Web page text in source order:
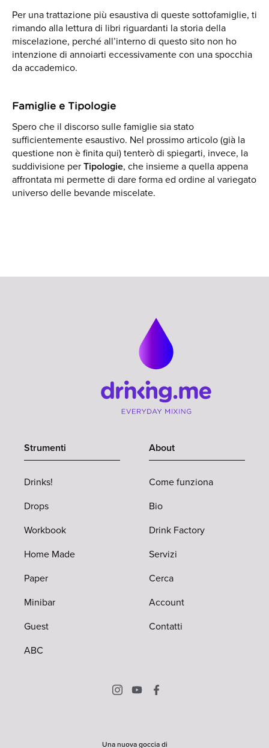
Per una trattazione più esaustiva di queste sottofamiglie, ti
rimando alla lettura di libri riguardanti la storia della
miscelazione, perché all’interno di questo sito non ho
intenzione di annoiarti eccessivamente con una spocchia
da accademico.
Famiglie e Tipologie
Spero che il discorso sulle famiglie sia stato
sufficientemente esaustivo. Nel prossimo articolo (già la
questione non è finita qui) tenterò di spiegarti, invece, la
suddivisione perTipologie, che insieme a quella appena
affrontata mi permette di dare forma ed ordine al variegato
universo delle bevande miscelate.
Strumenti
Drinks!
Drops
Workbook
Home Made
Paper
Minibar
Guest
ABC
About
Come funziona
Bio
Drink Factory
Servizi
Cerca
Account
Contatti
Una nuova goccia di